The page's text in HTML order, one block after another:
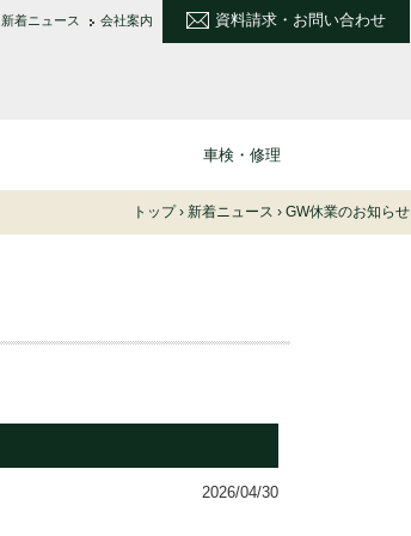
新着ニュース 会社案内
資料請求・お問い合わせ
車検・修理
トップ› 新着ニュース › GW休業のお知らせ
2026/04/30